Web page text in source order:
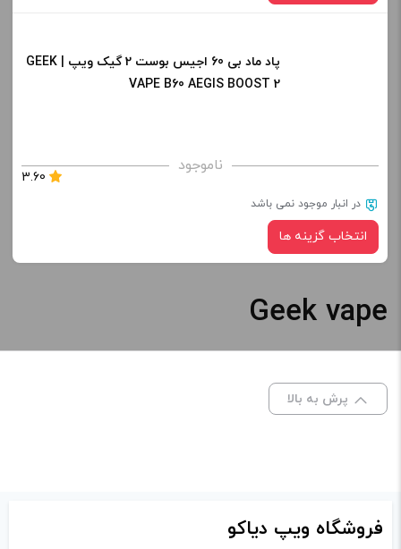
رنگ:
برای فعال شدن سبد خرید و نمایش قیمت ، گزینه های محصول را
+
پاد ماد بی 60 اجیس بوست 2 گیک ویپ | GEEK
VAPE B60 AEGIS BOOST 2
ناموجود
3.60
در انبار موجود نمی باشد
انتخاب گزینه ها
برای فعال شدن سبد خرید و نمایش قیمت ، گزینه های محصول را
افزودن به سبد خرید
Geek vape
پرش به بالا
فروشگاه ویپ دیاکو